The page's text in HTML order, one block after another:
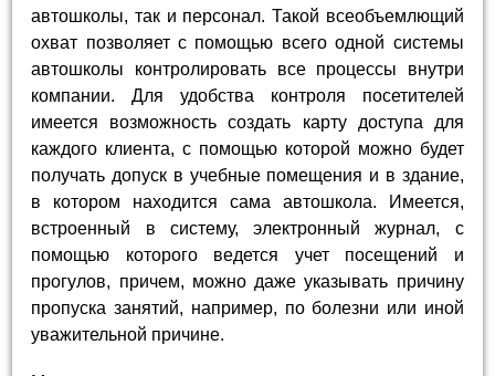
автошколы, так и персонал. Такой всеобъемлющий
охват позволяет с помощью всего одной системы
автошколы контролировать все процессы внутри
компании. Для удобства контроля посетителей
имеется возможность создать карту доступа для
каждого клиента, с помощью которой можно будет
получать допуск в учебные помещения и в здание,
в котором находится сама автошкола. Имеется,
встроенный в систему, электронный журнал, с
помощью которого ведется учет посещений и
прогулов, причем, можно даже указывать причину
пропуска занятий, например, по болезни или иной
уважительной причине.